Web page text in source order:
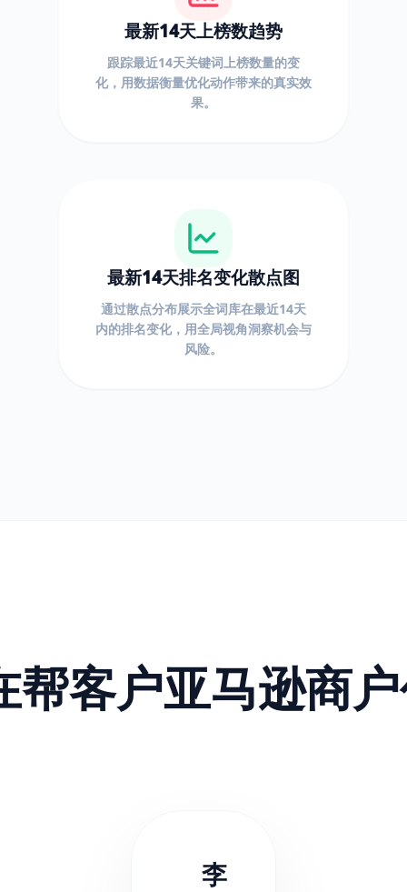
最新14天上榜数趋势
跟踪最近14天关键词上榜数量的变
化，用数据衡量优化动作带来的真实效
果。
最新14天排名变化散点图
通过散点分布展示全词库在最近14天
内的排名变化，用全局视角洞察机会与
风险。
客户亚马逊商
李